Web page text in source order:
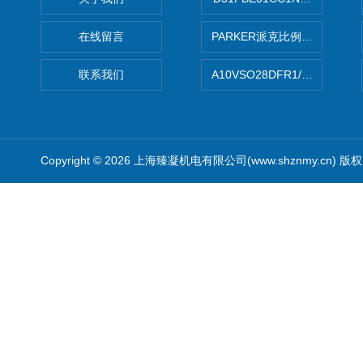
在线留言
联系我们
PARKER派克比例阀 柱塞泵
A10VSO28DFR1/
Copyright © 2026 上海臻凝机电有限公司(www.shznmy.cn) 版